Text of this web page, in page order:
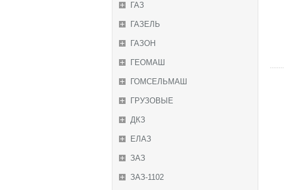
ГАЗ
ГАЗЕЛЬ
ГАЗОН
ГЕОМАШ
ГОМСЕЛЬМАШ
ГРУЗОВЫЕ
ДКЗ
ЕЛАЗ
ЗАЗ
ЗАЗ-1102